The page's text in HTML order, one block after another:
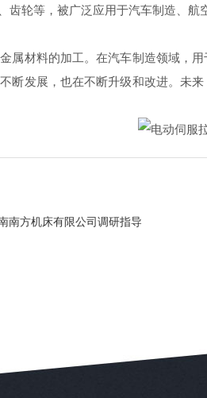
轮等，被广泛应用于汽车制造、航
材料的加工。在汽车制造领域，
断发展，也在不断升级和改进。未
南方机床有限公司调研指导